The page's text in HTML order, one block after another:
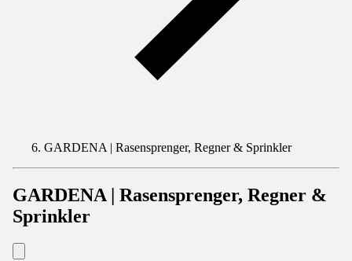
GARDENA | Rasensprenger, Regner & Sprinkler
GARDENA | Rasensprenger, Regner &
Sprinkler